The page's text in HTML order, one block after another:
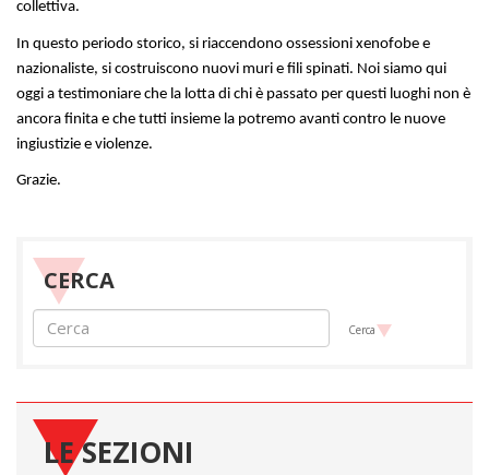
collettiva.
In questo periodo storico, si riaccendono ossessioni xenofobe e
nazionaliste, si costruiscono nuovi muri e fili spinati. Noi siamo qui
oggi a testimoniare che la lotta di chi è passato per questi luoghi non è
ancora finita e che tutti insieme la potremo avanti contro le nuove
ingiustizie e violenze.
Grazie.
CERCA
Cerca
LE SEZIONI